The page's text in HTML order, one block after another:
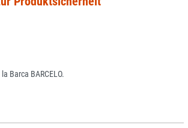
Barca BARCELO.